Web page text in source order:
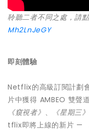
聆聽二者不同之處，請
Mh2LnJeGY
即刻體驗
Netflix的高級訂閱計劃
片中獲得 AMBEO 雙聲
《窺視者》 、 《星期三》
tflix即將上線的新片 —